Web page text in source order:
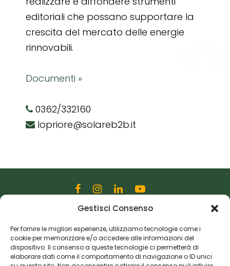
Gestisci Consenso
Per fornire le migliori esperienze, utilizziamo tecnologie come i
cookie per memorizzare e/o accedere alle informazioni del
dispositivo. Il consenso a queste tecnologie ci permetterà di
elaborare dati come il comportamento di navigazione o ID unici
editoriali che possano supportare la
crescita del mercato delle energie
rinnovabili.
Documenti »
0362/332160
lopriore@solareb2b.it
Via Martiri della Libertà, 28
20833 Giussano (MB)
P.I. 06982770965